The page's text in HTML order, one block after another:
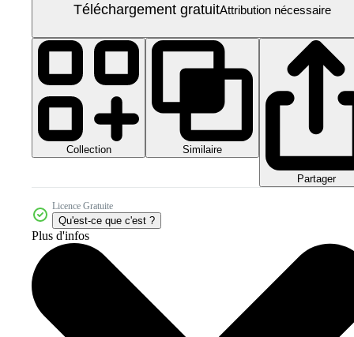
Téléchargement gratuitAttribution nécessaire
Collection Similaire
Partager
Licence Gratuite
Qu'est-ce que c'est ?
Plus d'infos